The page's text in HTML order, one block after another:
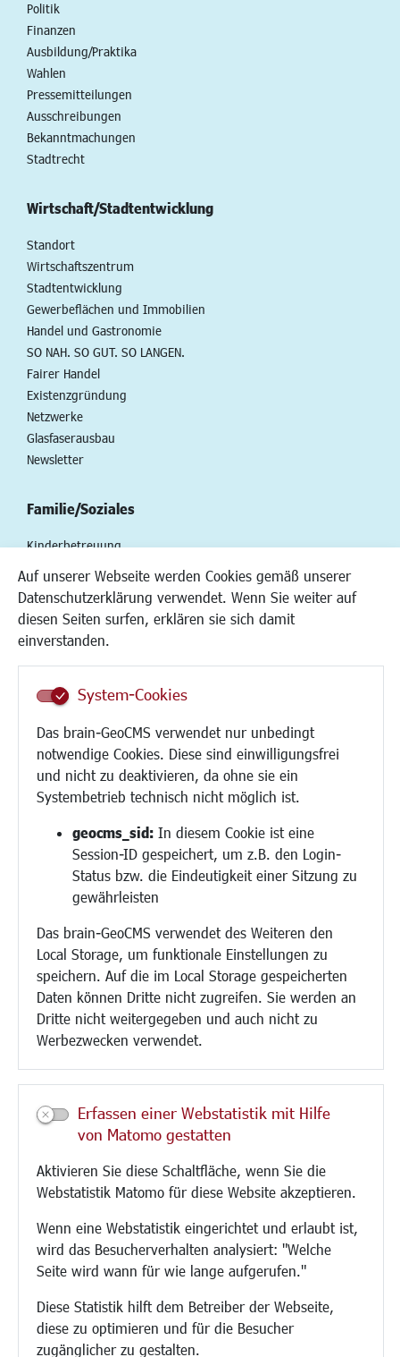
Auf unserer Webseite werden Cookies gemäß unserer
Datenschutzerklärung verwendet. Wenn Sie weiter auf
diesen Seiten surfen, erklären sie sich damit
einverstanden.
System-Cookies
Das brain-GeoCMS verwendet nur unbedingt
notwendige Cookies. Diese sind einwilligungsfrei
und nicht zu deaktivieren, da ohne sie ein
Systembetrieb technisch nicht möglich ist.
geocms_sid: In diesem Cookie ist eine
Session-ID gespeichert, um z.B. den Login-
Status bzw. die Eindeutigkeit einer Sitzung zu
gewährleisten
Das brain-GeoCMS verwendet des Weiteren den
Local Storage, um funktionale Einstellungen zu
speichern. Auf die im Local Storage gespeicherten
Daten können Dritte nicht zugreifen. Sie werden an
Dritte nicht weitergegeben und auch nicht zu
Werbezwecken verwendet.
Erfassen einer Webstatistik mit Hilfe
von Matomo gestatten
Aktivieren Sie diese Schaltfläche, wenn Sie die
Webstatistik Matomo für diese Website akzeptieren.
Wenn eine Webstatistik eingerichtet und erlaubt ist,
wird das Besucherverhalten analysiert: "Welche
Seite wird wann für wie lange aufgerufen."
Diese Statistik hilft dem Betreiber der Webseite,
diese zu optimieren und für die Besucher
zugänglicher zu gestalten.
Politik
Finanzen
Ausbildung/Praktika
Wahlen
Pressemitteilungen
Ausschreibungen
Bekanntmachungen
Stadtrecht
Wirtschaft/Stadtentwicklung
Standort
Wirtschaftszentrum
Stadtentwicklung
Gewerbeflächen und Immobilien
Handel und Gastronomie
SO NAH. SO GUT. SO LANGEN.
Fairer Handel
Existenzgründung
Netzwerke
Glasfaserausbau
Newsletter
Familie/Soziales
Kinderbetreuung
Kinder und Jugend
Institutionen für Familien
Senioren/Haltestelle
Migration und Zusammenleben
Ukrainehilfe
Hilfe für Geflüchtete
Religion
Bauen/Umwelt/Mobilität
Bebauungsplanung
Umwelt/Klima/Abfall
Verkehr/Mobilität
Glasfaserausbau
Aktuelle Baustellen
Paddelteich
CINDY S
Kultur/Freizeit/Tourismus
Veranstaltungen
Neue Stadthalle Langen
Stadtporträt
Musikschule
Volkshochschule
Stadtarchiv
Museen
Hotels/Unterkünfte
Feste und Märkte